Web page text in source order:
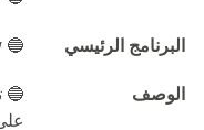
البرنامج الرئيسي 🔵 FFDShow
الوصف